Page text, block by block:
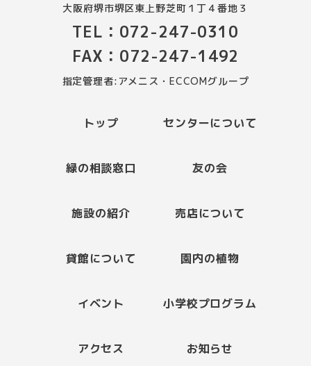
大阪府堺市堺区東上野芝町１丁４番地３
TEL：072-247-0310
FAX：072-247-1492
指定管理者:アメニス・ECCOMグループ
トップ センターについて
緑の相談窓口 友の会
施設の紹介 売店について
貸館について 園内の植物
イベント 小学校プログラム
アクセス お知らせ